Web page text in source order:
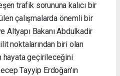
trafik sorununa kalıcı bir
çalışmalarda önemli bir
Altyapı Bakanı Abdulkadir
noktalarından biri olan
hayata geçirileceğini
Tayyip Erdoğan’ın